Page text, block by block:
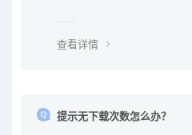
查看详情
提示无下载次数怎么办？